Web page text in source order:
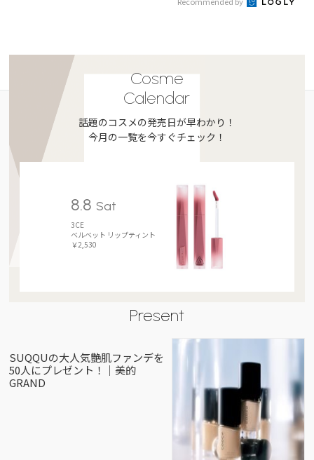
Cosme
Calendar
話題のコスメの発売日が早わかり！
今月の一覧を今すぐチェック！
8.8 Sat
3CE
ベルベット リップティント
￥2,530
Present
SUQQUの大人気艶肌ファンデを
50人にプレゼント！｜美的
GRAND